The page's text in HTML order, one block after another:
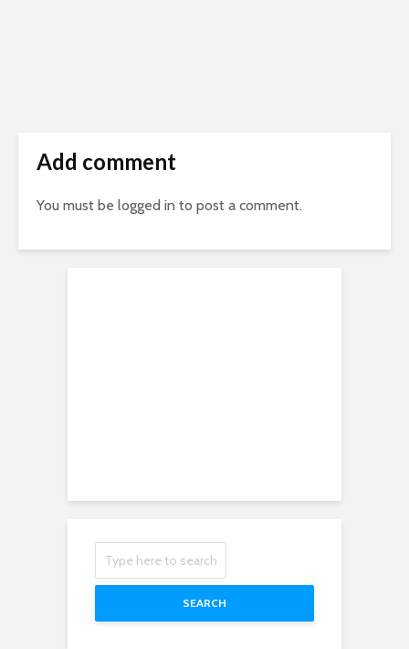
Add comment
You must be logged in to post a comment.
SEARCH